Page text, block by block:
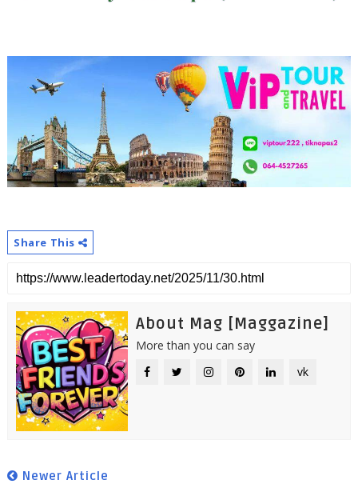
Share This
About Mag [Maggazine]
More than you can say
vk
Newer Article